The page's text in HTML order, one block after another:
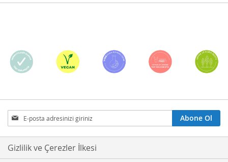
Bültenimize
Abone
Olmak
İster
Abone Ol
Gizlilik ve Çerezler İlkesi